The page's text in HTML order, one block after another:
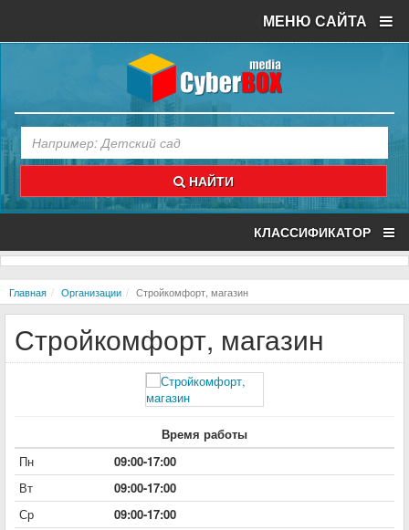
МЕНЮ САЙТА
НАЙТИ
КЛАССИФИКАТОР
Главная Организации Стройкомфорт, магазин
Стройкомфорт, магазин
Время работы
Пн
09:00-17:00
Вт
09:00-17:00
Ср
09:00-17:00